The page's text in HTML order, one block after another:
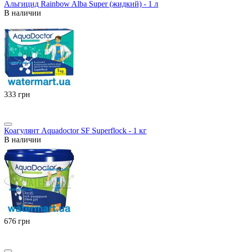
Альгицид Rainbow Alba Super (жидкий) - 1 л
В наличии
‍333‍ грн
Коагулянт Aquadoctor SF Superflock - 1 кг
В наличии
‍676‍ грн